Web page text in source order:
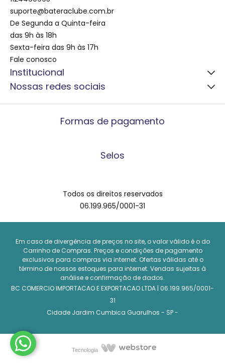
suporte@bateraclube.com.br
De Segunda a Quinta-feira
das 9h às 18h
Sexta-feira das 9h às 17h
Fale conosco
Institucional
Atendimento e Dúvidas
O Melhor Preço
Nossas redes sociais
Formas de pagamento
Selos
Todos os direitos reservados
06.199.965/0001-31
Em caso de divergência de preços no site, o valor válido é o do
Carrinho de Compras. Preços e condições de pagamento
exclusivos para compras via internet. Ofertas válidas até o
término de nossos estoques para internet. Vendas sujeitas à
análise e confirmação de dados.
BC COMERCIO IMPORTACAO E EXPORTACAO LTDA | 06.199.965/0001-
31
Cidade Jardim Cumbica Guarulhos - SP -
Tecnologia